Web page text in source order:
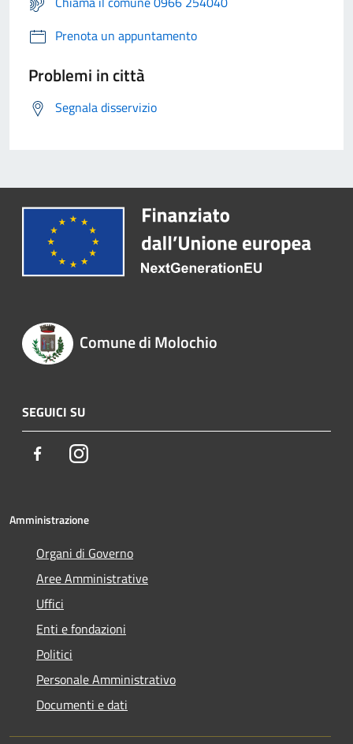
Prenota un appuntamento
Problemi in città
Segnala disservizio
Comune di Molochio
SEGUICI SU
FacebookInstagram
Amministrazione
Organi di Governo
Aree Amministrative
Uffici
Enti e fondazioni
Politici
Personale Amministrativo
Documenti e dati